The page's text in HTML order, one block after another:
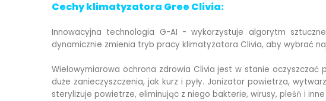
Cechy klimatyzatora Gree Clivia:
Innowacyjna technologia G-AI - wykorzystuje algorytm
dynamicznie zmienia tryb pracy klimatyzatora Clivia, aby wybrać
Wielowymiarowa ochrona zdrowia Clivia jest w stanie
duże zanieczyszczenia, jak kurz i pyły. Jonizator powietrza,
sterylizuje powietrze, eliminując z niego bakterie, wirusy, pleśń i